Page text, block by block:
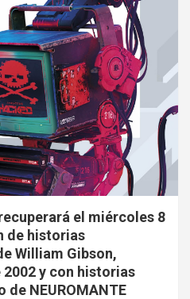
el miércoles 8
de historias
William Gibson,
y con historias
de NEUROMANTE